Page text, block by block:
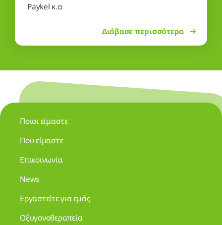
Paykel κ.α
Διάβασε περισσότερα
Ποιοι είμαστε
Που είμαστε
Επικοινωνία
News
Εργαστείτε για εμάς
Οξυγονοθεραπεία